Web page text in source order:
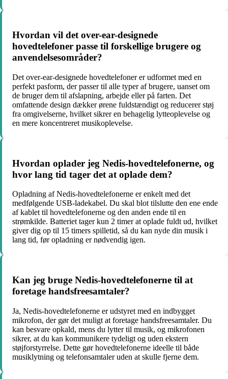
Hvordan vil det over-ear-designede
hovedtelefoner passe til forskellige brugere og
anvendelsesområder?
Det over-ear-designede hovedtelefoner er udformet med en
perfekt pasform, der passer til alle typer af brugere, uanset om
de bruger dem til afslapning, arbejde eller på farten. Det
omfattende design dækker ørene fuldstændigt og reducerer støj
fra omgivelserne, hvilket sikrer en behagelig lytteoplevelse og
en mere koncentreret musikoplevelse.
Hvordan oplader jeg Nedis-hovedtelefonerne, og
hvor lang tid tager det at oplade dem?
Opladning af Nedis-hovedtelefonerne er enkelt med det
medfølgende USB-ladekabel. Du skal blot tilslutte den ene ende
af kablet til hovedtelefonerne og den anden ende til en
strømkilde. Batteriet tager kun 2 timer at oplade fuldt ud, hvilket
giver dig op til 15 timers spilletid, så du kan nyde din musik i
lang tid, før opladning er nødvendig igen.
Kan jeg bruge Nedis-hovedtelefonerne til at
foretage handsfreesamtaler?
Ja, Nedis-hovedtelefonerne er udstyret med en indbygget
mikrofon, der gør det muligt at foretage handsfreesamtaler. Du
kan besvare opkald, mens du lytter til musik, og mikrofonen
sikrer, at du kan kommunikere tydeligt og uden ekstern
støjforstyrrelse. Dette gør hovedtelefonerne ideelle til både
musiklytning og telefonsamtaler uden at skulle fjerne dem.